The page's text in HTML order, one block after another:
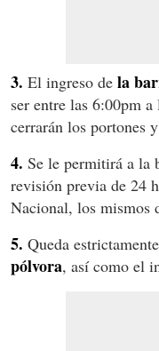
3. El ingreso de la
ser entre las 6:00pm a
cerrarán los portones
4. Se le permitirá a la
revisión previa de 24
Nacional, los mismos
5. Queda estrictamente
pólvora, así como el